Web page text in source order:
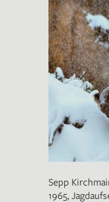
Sepp
1965,